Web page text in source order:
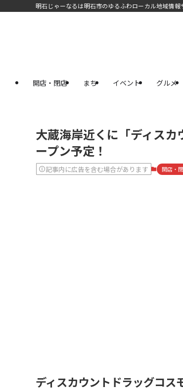
明石じゃーなるは明石市のゆるふわローカル地域情
開店・閉店 まち イベント グルメ
大蔵海岸近くに「ディス
ープン予定！
記事内に広告を含む場合があります 開店・
ディスカウントドラッグコス